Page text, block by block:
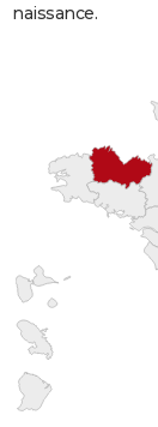
naissance.